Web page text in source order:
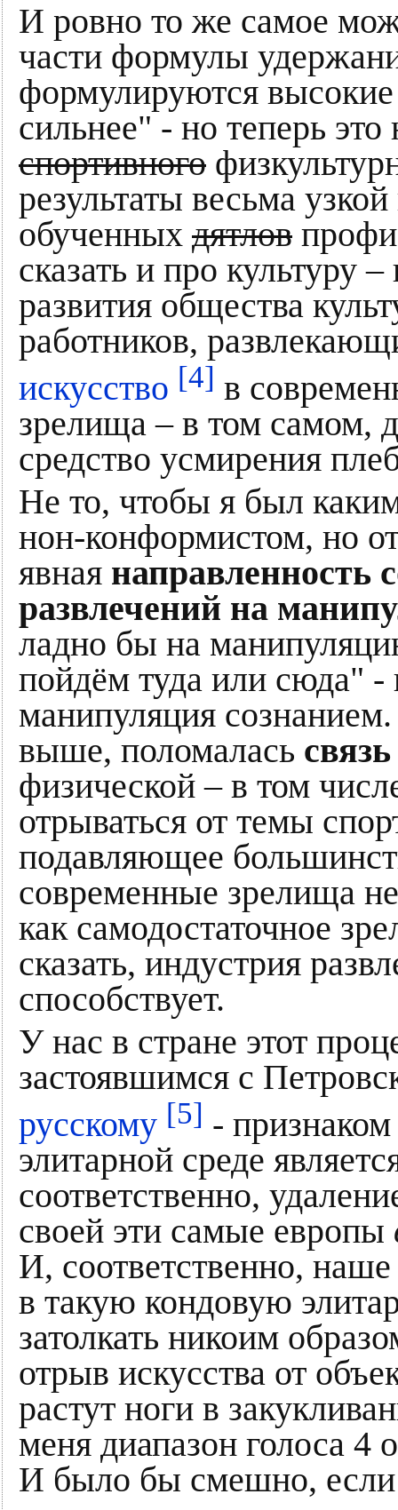
И ровно то же самое
части формулы
формулируются
сильнее" - но теперь
спортивного
результаты весьма
обученных дятлов
сказать и про культуру
развития общества
работников,
искусство [4] в
зрелища – в том самом,
средство усмирения
Не то, чтобы я был
нон-конформистом, но
явная направленность
развлечений на
ладно бы на
пойдём туда или сюда" -
манипуляция
выше, поломалась связь
физической – в том
отрываться от темы
подавляющее
современные зрелища
как самодостаточное
сказать, индустрия
способствует.
У нас в стране этот
застоявшимся с
русскому [5] - признаком
элитарной среде
соответственно,
своей эти самые европы
И, соответственно, наше
в такую кондовую
затолкать никоим
отрыв искусства от
растут ноги в
меня диапазон голоса 4
И было бы смешно, если